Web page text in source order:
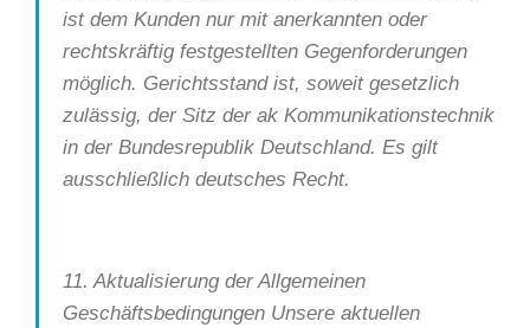
ist dem Kunden nur mit anerkannten oder
rechtskräftig festgestellten Gegenforderungen
möglich. Gerichtsstand ist, soweit gesetzlich
zulässig, der Sitz der ak Kommunikationstechnik
in der Bundesrepublik Deutschland. Es gilt
ausschließlich deutsches Recht.
11. Aktualisierung der Allgemeinen
Geschäftsbedingungen Unsere aktuellen